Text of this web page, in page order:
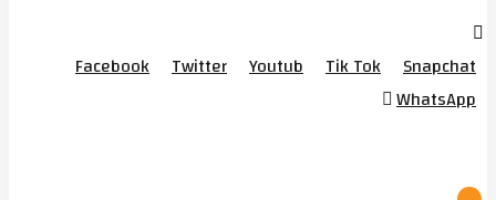
Facebook Twitter Youtub Tik Tok
Snapchat
WhatsApp